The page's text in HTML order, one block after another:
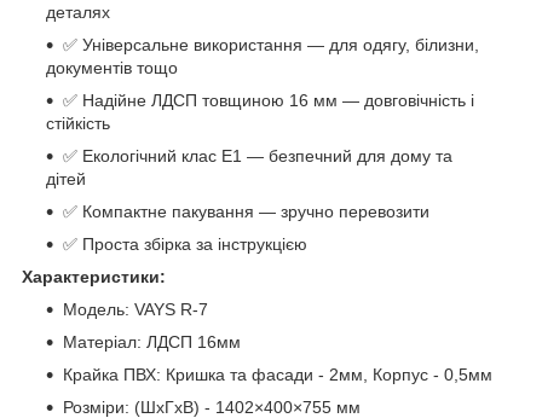
деталях
✅ Універсальне використання — для одягу, білизни,
документів тощо
✅ Надійне ЛДСП товщиною 16 мм — довговічність і
стійкість
✅ Екологічний клас Е1 — безпечний для дому та
дітей
✅ Компактне пакування — зручно перевозити
✅ Проста збірка за інструкцією
Характеристики:
Модель: VAYS R-7
Матеріал: ЛДСП 16мм
Крайка ПВХ: Кришка та фасади - 2мм, Корпус - 0,5мм
Розміри: (ШхГхВ) - 1402×400×755 мм